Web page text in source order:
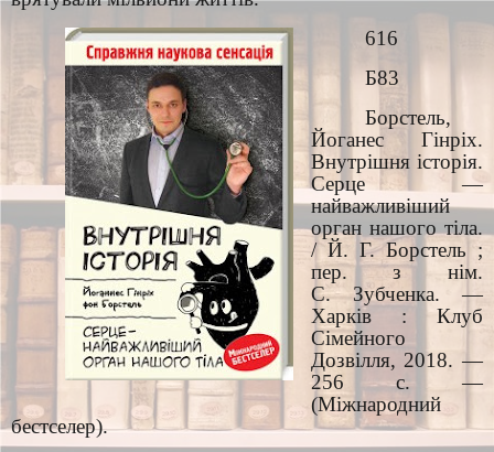
616
Б83
Борстель,
Йоганес Гінріх.
Внутрішня історія.
Серце —
найважливіший
орган нашого тіла.
/ Й. Г. Борстель ;
пер. з нім.
С. Зубченка. —
Харків : Клуб
Сімейного
Дозвілля, 2018. —
256 с. —
(Міжнародний
бестселер).